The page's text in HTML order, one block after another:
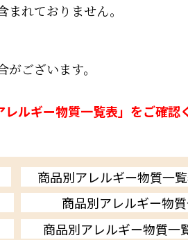
れておりません。
ございます。
ルギー物質一覧表」をご確認
商品別アレルギー物質一
商品別アレルギー物
商品別アレルギー物質一